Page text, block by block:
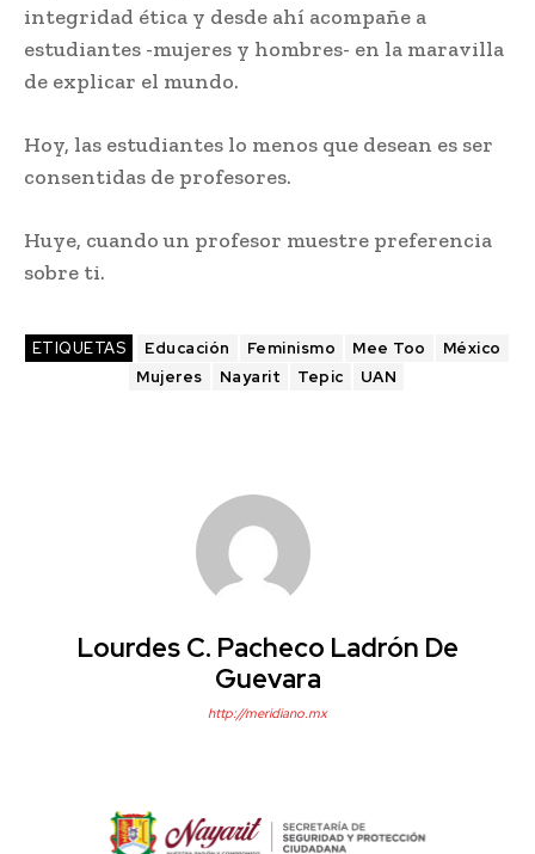
integridad ética y desde ahí acompañe a
estudiantes -mujeres y hombres- en la maravilla
de explicar el mundo.
Hoy, las estudiantes lo menos que desean es ser
consentidas de profesores.
Huye, cuando un profesor muestre preferencia
sobre ti.
ETIQUETAS Educación Feminismo Mee Too
México
Mujeres
Nayarit Tepic UAN
Lourdes C. Pacheco Ladrón De
Guevara
http://meridiano.mx